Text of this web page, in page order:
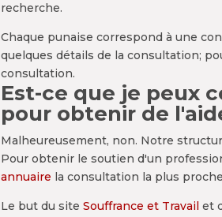
recherche.
Chaque punaise correspond à une
quelques détails de la consultation;
consultation.
Est-ce que je peux
pour obtenir de
Malheureusement, non. Notre
Pour obtenir le soutien d'un
annuaire la consultation la plus
Le but du siteSouffrance et Travail et